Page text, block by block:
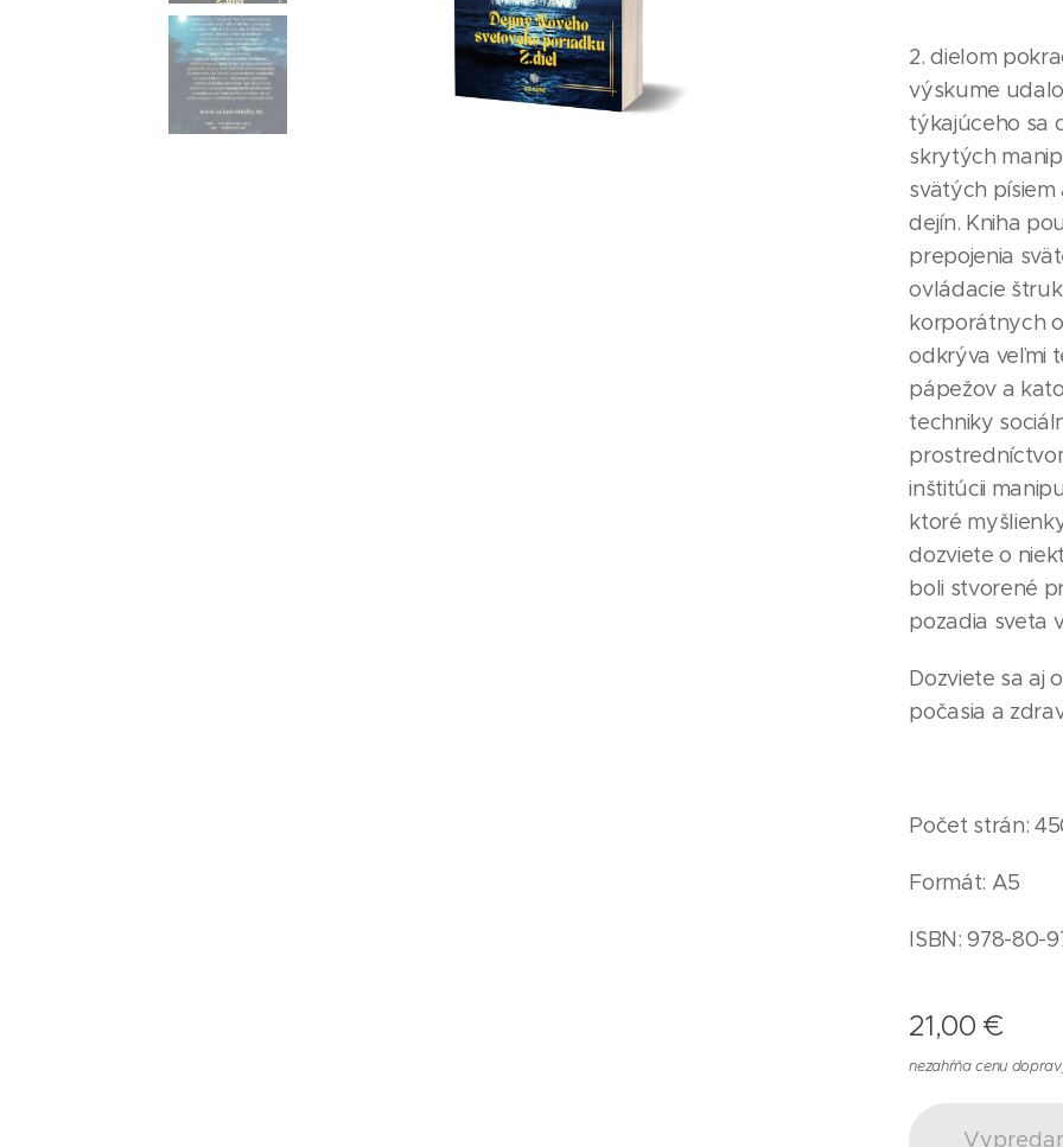
2. dielom
výskume
týkajúceho sa
skrytých
svätých
dejín. Kniha
prepojenia
ovládacie
korporátnych
odkrýva veľmi
pápežov a
techniky
inštitúcii
ktoré
dozviete o
boli stvorené
pozadia sveta
Dozviete sa aj
počasia a
Počet strán:
Formát: A5
ISBN: 978-80-
21,00 €
nezahŕňa cenu